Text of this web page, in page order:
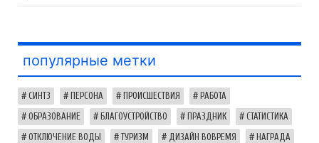
популярные метки
СИНТЗ ПЕРСОНА ПРОИСШЕСТВИЯ РАБОТА
ОБРАЗОВАНИЕ БЛАГОУСТРОЙСТВО ПРАЗДНИК СТАТИСТИКА
ОТКЛЮЧЕНИЕ ВОДЫ ТУРИЗМ ДИЗАЙН ВОВРЕМЯ НАГРАДА